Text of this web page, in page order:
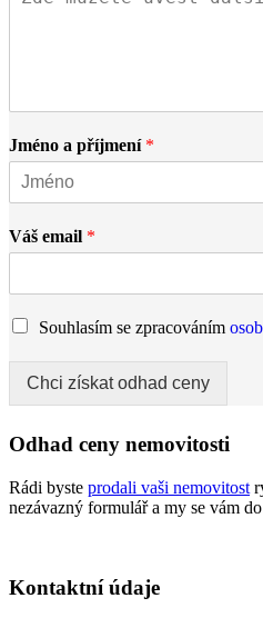
Jméno a příjmení *
Váš email *
Souhlasím se zpracováním
Chci získat odhad ceny
Odhad ceny nemovitosti
Rádi byste prodali vaši nemovitost
nezávazný formulář a my se vám
Kontaktní údaje